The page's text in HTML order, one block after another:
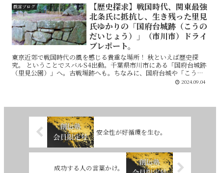
戯言ブログ
【歴史探求】戦国時代、関東最強
北条氏に抵抗し、生き残った里見
氏ゆかりの「国府台城跡（こうの
だいじょう）」（市川市）ドライ
ブレポート。
東京近郊で戦国時代の風を感じる貴重な場所！ 秋といえば歴史探
究。 ということでスバルS4出動。千葉県市川市にある「国府台城跡
（里見公園）」へ。古戦場跡へも。ちなみに、国府台城や「こうの
2024.09.04
安全性が好循環を生む。
成功する人の言葉かけ。